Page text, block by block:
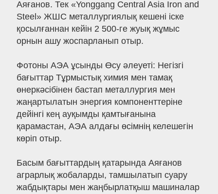
Аяғанов. Тек «Yonggang Central Asia Iron and
Steel» ЖШС металлургиялық кешені іске
қосылғаннан кейін 2 500-ге жуық жұмыс
орнын ашу жоспарланып отыр.
Фотоны АЭА ұсынды Өсу әлеуеті: Негізгі
бағыттар Тұрмыстық химия мен тамақ
өнеркәсібінен бастап металлургия мен
жаңартылатын энергия компоненттеріне
дейінгі кең ауқымды қамтығанына
қарамастан, АЭА алдағы өсімнің келешегін
көріп отыр.
Басым бағыттардың қатарында Аяғанов
аграрлық жобаларды, тамшылатып суару
жабдықтары мен жаңбырлатқыш машиналар